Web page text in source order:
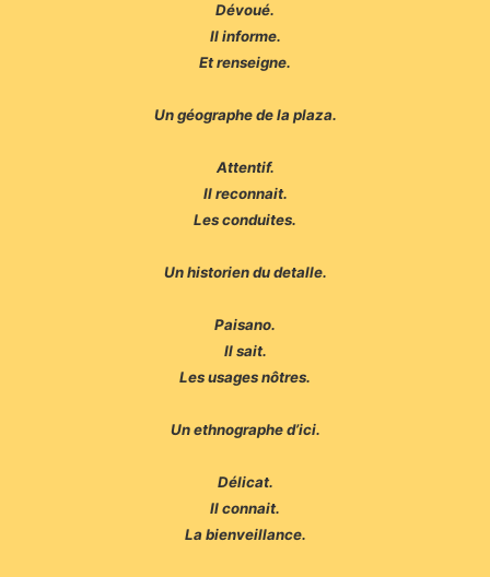
Dévoué.
Il informe.
Et renseigne.
Un géographe de la plaza.
Attentif.
Il reconnait.
Les conduites.
Un historien du detalle.
Paisano.
Il sait.
Les usages nôtres.
Un ethnographe d’ici.
Délicat.
Il connait.
La bienveillance.